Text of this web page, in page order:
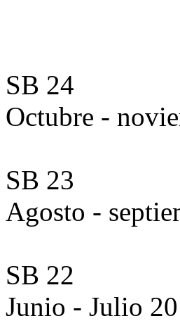
SB 24
Octubre -
SB 23
Agosto -
SB 22
Junio - Julio